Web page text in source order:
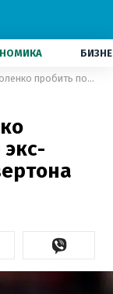
Не позволим Миколенко пробить по воротам, – экс-игрок Шотландии и Эвертона